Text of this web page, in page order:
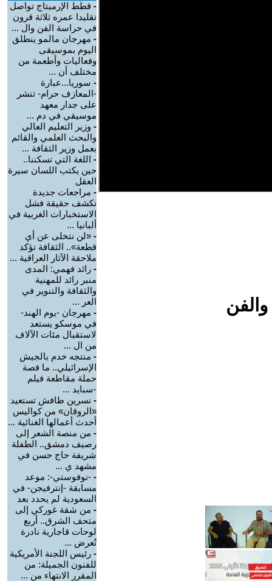
- قطط الإرميتاج تواصل
تقليدا عمره ثلاثة قرون
في حراسة الفن وال ...
- مهرجان مالمو ينطلق
اليوم بموسيقى
وفعاليات وأطعمة من
مختلف أن ...
- سوريا...عبارة
-المعازف حرام- تنشر
على جدار معهد
موسيقي في دم ...
- وزير التعليم العالي
والبحث العلمي والقائم
بعمل وزير الثقافة ...
- اللغة التي تسكننا..
حين يكتب اللسان سيرة
العقل
- مراجعات جديدة
تكشف حقيقة فشل
الاستخبارات الغربية في
ألبانيا ...
- «لن نتخلى عن أي
قطعة».. الثقافة تؤكد
ملاحقة الآثار العراقية ...
- رائد فهمي: المدى
منبر رائد للمهنية
والثقافة والتنوير في
العر ...
- مهرجان -يوم الهند-
في موسكو يستعد
لاستقبال مئات الآلاف
من ال ...
- منتجه خدم بالجيش
الإسرائيلي.. ما قصة
حملة مقاطعة فيلم
-سبايد ...
- نسرين طافش تستعيد
«الروقان» من كواليس
أحدث أعمالها الغنائية ...
- من منصة الشعر إلى
رصيف دمشق.. الطفلة
شريفة حاج حسن في
مشهد ي ...
- -نوفوستي-: موعد
مسابقة -إنترفيجن- في
السعودية لم يحدد بعد
- من شقة غوركي إلى
متحف الشرق.. أربع
لوحات قاجارية نادرة
تُعرض ...
- رئيس اللجنة الأمريكية
للفنون الجميلة: من
المقرر الانتهاء من ...